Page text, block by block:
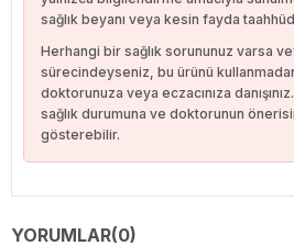
sağlık beyanı veya kesin fayda
Herhangi bir sağlık sorununuz varsa
sürecindeyseniz, bu ürünü
doktorunuza veya eczacınıza
sağlık durumuna ve doktorunun
gösterebilir.
YORUMLAR(0)